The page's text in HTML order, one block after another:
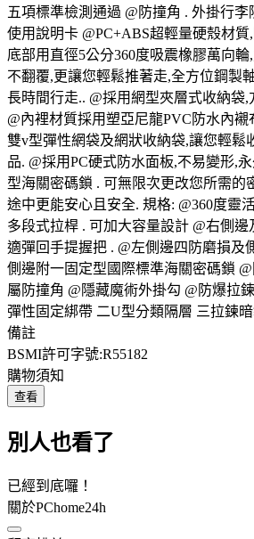
五項標準檢測通過 @防撞角 . 外掛行
使用說明卡 @PC+ABS超輕量硬殼材
底部用直徑5公分360度吸震橡膠萬向
不翻覆,更讓您輕鬆推著走,全方位鋼製
長時間行走.. @採用網型夾層式收納袋
@內裡材質採用塑亞尼龍PVC防水內襯
雙v型彈性網袋及網狀收納袋,讓您輕鬆
品. @採用PC硬式防水面板,不易變形,
型海關密碼鎖 . 可無限次更改您所需的
途中更能安心且安全. 規格: @360度靈
多段式拉桿 . 可加大容量設計 @右側
適彈回手提握把 . @左側邊四防磨損及
側邊附一固定型國際標準海關密碼鎖
屬防撞角 @隱藏魔術外掛勾 @防爆拉
彈性固定綁帶 二U型分類隔層 三拉鍊
備註
BSMI許可字號:R55182
購物須知
查看
別人也看了
已經到底囉！
關於PChome24h